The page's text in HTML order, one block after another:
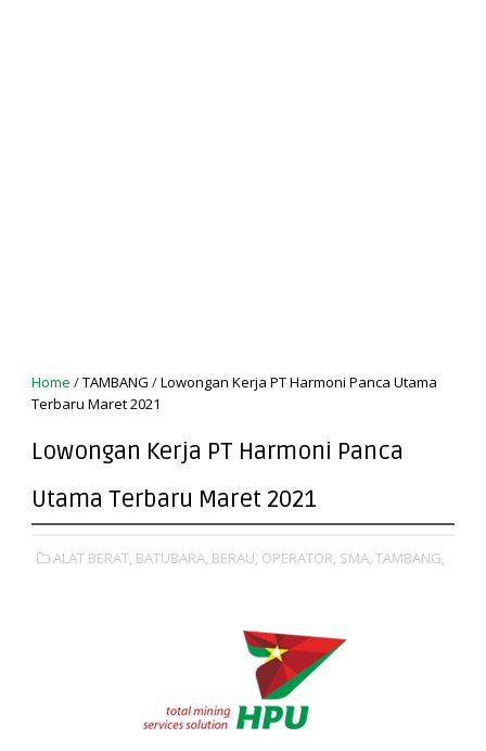
Home /TAMBANG /Lowongan Kerja PT Harmoni Panca Utama
Terbaru Maret 2021
Lowongan Kerja PT Harmoni Panca
Utama Terbaru Maret 2021
ALAT BERAT, BATUBARA, BERAU, OPERATOR, SMA, TAMBANG,